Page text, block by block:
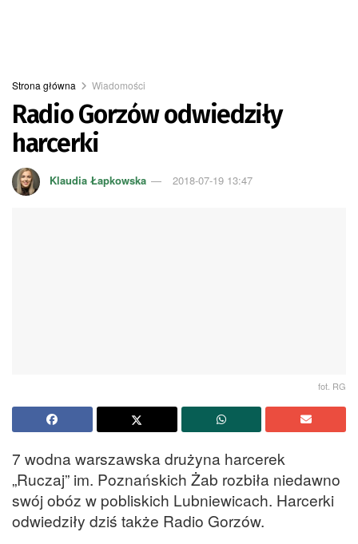
Strona główna Wiadomości
Radio Gorzów odwiedziły
harcerki
Klaudia Łapkowska 2018-07-19 13:47
fot. RG
7 wodna warszawska drużyna harcerek
„Ruczaj” im. Poznańskich Żab rozbiła niedawno
swój obóz w pobliskich Lubniewicach. Harcerki
odwiedziły dziś także Radio Gorzów.